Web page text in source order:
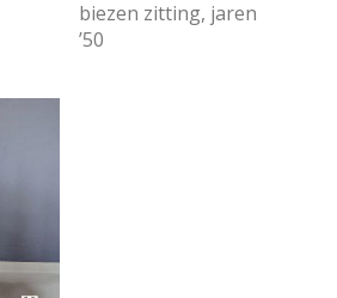
biezen zitting, jaren
’50